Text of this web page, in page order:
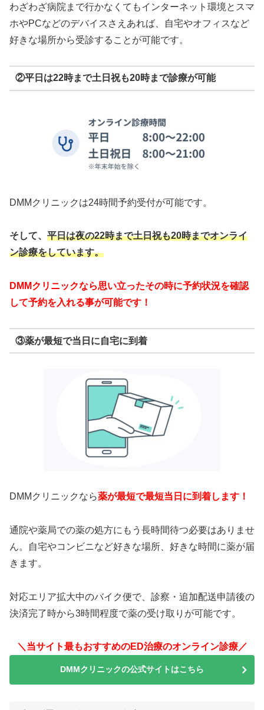
わざわざ病院まで行かなくてもインターネット環境とスマ
ホやPCなどのデバイスさえあれば、自宅やオフィスなど
好きな場所から受診することが可能です。
②平日は22時まで土日祝も20時まで診療が可能
DMMクリニックは24時間予約受付が可能です。
そして、 平日は夜の22時まで土日祝も20時までオンライ
ン診療をしています。
DMMクリニックなら思い立ったその時に予約状況を確認
して予約を入れる事が可能です！
③薬が最短で当日に自宅に到着
DMMクリニックなら薬が最短で最短当日に到着します！
通院や薬局での薬の処方にもう長時間待つ必要はありませ
ん。自宅やコンビニなど好きな場所、好きな時間に薬が届
きます。
対応エリア拡大中のバイク便で、診察・追加配送申請後の
決済完了時から3時間程度で薬の受け取りが可能です。
＼当サイト最もおすすめのED治療のオンライン診療／
DMMクリニックの公式サイトはこちら